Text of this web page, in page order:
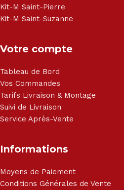
Kit-M Saint-Pierre
Kit-M Saint-Suzanne
Votre compte
Tableau de Bord
Vos Commandes
Tarifs Livraison & Montage
Suivi de Livraison
Service Après-Vente
Informations
Moyens de Paiement
Conditions Générales de Vente